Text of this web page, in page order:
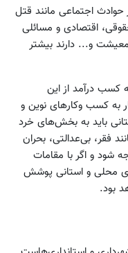
اجتماعی مانند قتل
اقتصادی و مسائلی
و... دارند بیشتر
کسب درآمد از این
به کسب وکارهای نوین و
باید به بخش‌های خرد
فقر، بی‌عدالتی، بحران
شود و اگر با مقامات
محلی و استانی پوشش
بود.